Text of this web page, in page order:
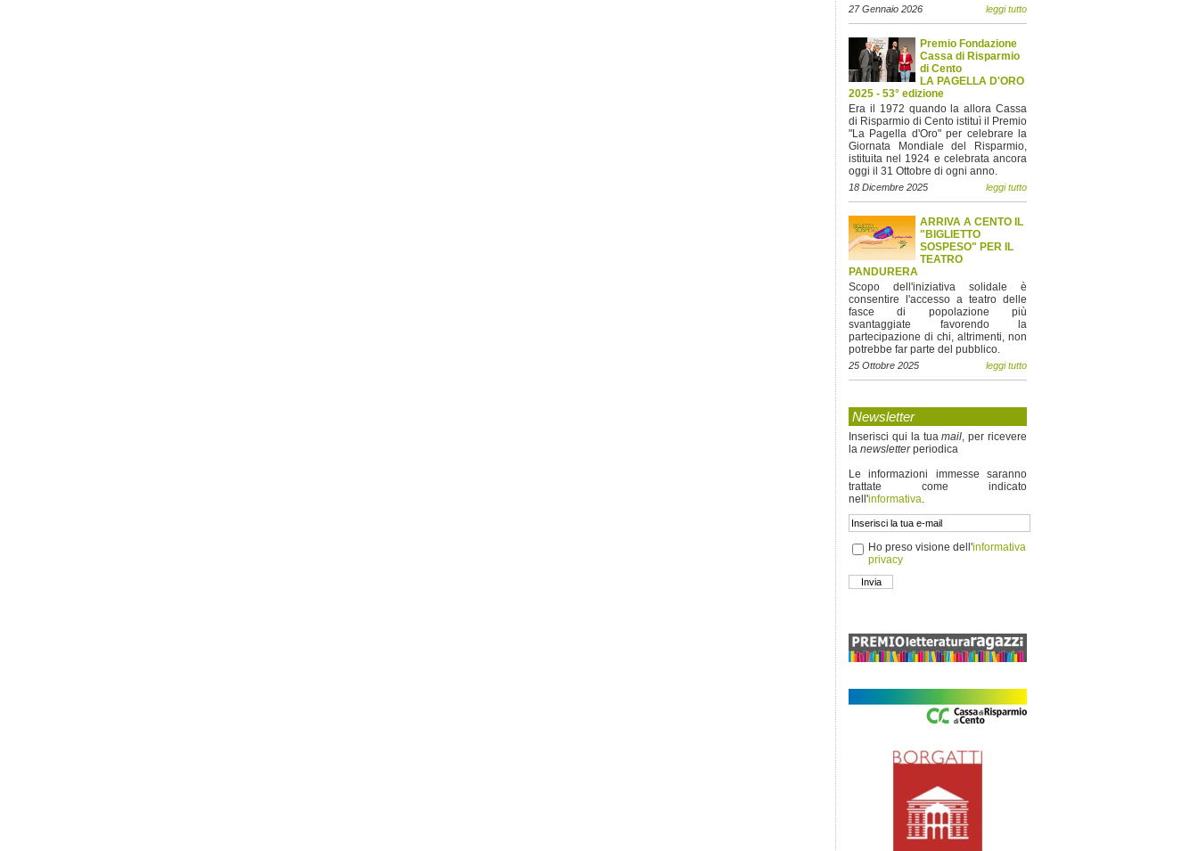
27 Gennaio 2026 leggi tutto
Premio Fondazione
Cassa di Risparmio
di Cento
LA PAGELLA D'ORO
2025 - 53° edizione
Era il 1972 quando la allora Cassa
di Risparmio di Cento istituì il Premio
"La Pagella d'Oro" per celebrare la
Giornata Mondiale del Risparmio,
istituita nel 1924 e celebrata ancora
oggi il 31 Ottobre di ogni anno.
18 Dicembre 2025 leggi tutto
ARRIVA A CENTO IL
"BIGLIETTO
SOSPESO" PER IL
TEATRO
PANDURERA
Scopo dell'iniziativa solidale è
consentire l'accesso a teatro delle
fasce di popolazione più
svantaggiate favorendo la
partecipazione di chi, altrimenti, non
potrebbe far parte del pubblico.
25 Ottobre 2025 leggi tutto
Newsletter
Inserisci qui la tuamail, per ricevere
la newsletterperiodica
Le informazioni immesse saranno
trattate come indicato
nell'informativa.
Ho preso visione dell'informativa
privacy